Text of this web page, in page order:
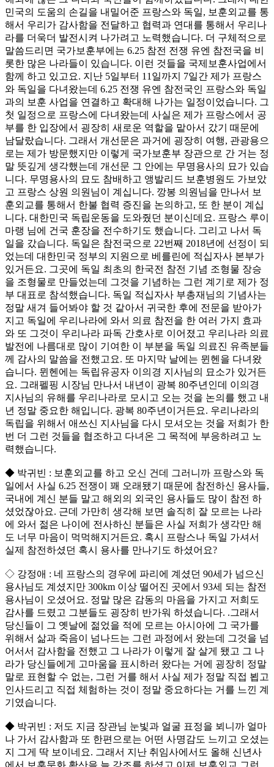
민국의 도움의 손길을 내밀어준 프랑스와 독일, 보훈외교를 통
해서 우리가 감사함을 전달하고 협력과 연대를 통해서 우리나
라를 더욱더 발전시켜 나가려고 노력했습니다. 더 구체적으로
말씀드리면 국가보훈부에는 6.25 참전 전쟁 유엔 참전국을 비
롯한 많은 나라들이 있습니다. 이런 것들을 국제보훈사업에서
함께 하고 있고요. 지난 5일부터 11일까지 7일간 제가 프랑스
와 독일을 다녀왔는데 6.25 전쟁 유엔 참전국인 프랑스와 독일
과의 보훈 사업을 연결하고 확대해 나가는 일정이었습니다. 그
첫 일정으로 프랑스에 다녀왔는데 사실은 제가 프랑스에서 공
부를 한 입장에서 굉장히 새로운 역할을 맡아서 갔기 때문에
남달랐습니다. 그래서 개선문은 과거에 굉장히 여행, 관광용으
로는 제가 방문했지만 이렇게 국가보훈부 장관으로 간 거는 정
말 뜻깊게 생각했는데 개선문 그 안에는 무명용사의 묘가 있습
니다. 무명용사의 묘도 참배하고 앵발리드 보훈병원도 가보았
고 프랑스 상원 의원님이 계십니다. 깡봉 의원님을 만나서 보
훈외교를 통해서 한불 협력 증진을 논의하고, 또 한 분이 계십
니다. 대한민국 독립운동을 도와줬던 분이신데요. 프랑스 루이
마랭 님에 건국 훈장을 전수하기도 했습니다. 그리고 나서 독
일을 갔습니다. 독일은 참전국으로 22번째 2018년에 선정이 되
었는데 대한민국 정부의 지원으로 베를린에 적십자사 본부가
있거든요. 그곳에 독일 최초의 한국전 참전 기념 조형물 장승
을 조형물로 만들었는데 그것을 기념하는 그런 계기로 제가 정
부 대표로 참석했습니다. 독일 적십자사 부총재님의 기념사는
정말 새겨 들어봐야 할 것 같아서 귀국한 후에 전문을 받아가
지고 독일에 우리나라에 와서 의료 참전을 한 여러 가지 효과
와 또 그것이 우리나라 파독 간호사로 이어졌고 우리나라 의료
발전에 나름대로 많이 기여한 이 부분을 독일 의료진 유족분들
께 감사의 말씀을 전했고요. 또 마지막 날에는 뮌헨을 다녀왔
습니다. 뮌헨에는 독립유공자 이의경 지사님의 묘소가 있거든
요. 그래펠핑 시장님 만나서 내년이 광복 80주년인데 이의경
지사님의 유해를 우리나라로 모시고 오는 것을 논의를 했고 내
년 정말 중요한 해입니다. 광복 80주년이거든요. 우리나라의
독립을 위해서 애쓰신 지사님을 다시 모셔오는 것을 저희가 한
번 더 그런 것들을 협조하고 다녀온 그 목적에 부응하려고 노
력했습니다.
◆ 박귀빈 : 보훈외교를 하고 오신 건데 그러니까 프랑스와 독
일에서 사실 6.25 전쟁이 꽤 오래됐기 때문에 참전하신 용사들,
국내에 계신 분들 말고 해외의 외국인 용사들도 많이 참전 하
셨었잖아요. 근데 가만히 생각해 보면 솔직히 잘 모르는 나라
에 와서 젊은 나이에 전사하신 분들은 사실 저희가 생각만 해
도 너무 마음이 먹먹해지거든요. 혹시 프랑스나 독일 가셔서
실제 참전하셨던 혹시 용사를 만나기도 하셨어요?
◇ 강정애 : 네 프랑스의 경우에 파리에 계셨던 90세가 넘으신
용사님도 계셨지만 300km 이상 떨어진 곳에서 93세 되는 참전
용사님이 오셨어요. 정말 많은 감동의 마음을 가지고 저희도
감사를 드렸고 그분들도 굉장히 반가워 하셨습니다. .그래서
당신들이 그 옛날에 젊었을 적에 모르는 아시아에 그 국가를
위해서 삶과 죽음이 넘나드는 그런 과정에서 왔는데 그것을 넘
어서서 감사함을 전했고 그 나라가 이렇게 잘 살게 됐고 그 나
라가 당신들에게 고마움을 표시하러 왔다는 거에 굉장히 정말
말로 표현할 수 없는, 그런 거를 해서 사실 제가 정말 직접 뵙고
인사드리고 직접 체험하는 것이 정말 중요하다는 거를 느낀 계
기였습니다.
◆ 박귀빈 : 저도 지금 장관님 눈빛과 얼굴 표정을 뵈니까 얼마
나 가서 감사함과 또 한편으로는 어떤 사명감도 느끼고 오셨는
지 그게 딱 보이네요. 그래서 지난 취임사에서도 올해 신년사